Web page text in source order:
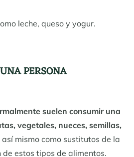
leche, queso y yogur.
PERSONA
suelen consumir una
vegetales, nueces, semillas,
así mismo como sustitutos de la
estos tipos de alimentos.